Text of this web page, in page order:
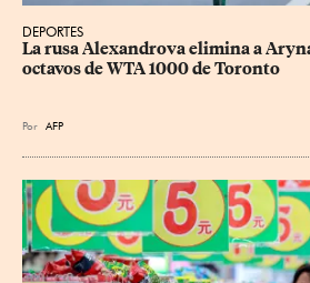
DEPORTES
La rusa Alexandrova elimina a
octavos de WTA 1000 de Toronto
Por AFP